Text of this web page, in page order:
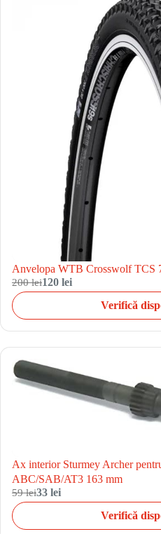
Anvelopa WTB Crosswolf TCS
200 lei120 lei
Verifică
Ax interior Sturmey Archer
ABC/SAB/AT3 163 mm
59 lei33 lei
Verifică